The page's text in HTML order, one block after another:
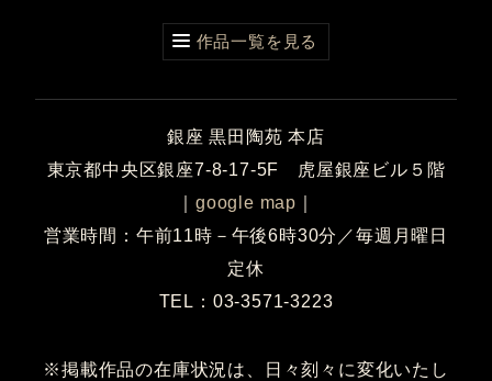
作品一覧を見る
銀座 黒田陶苑 本店
東京都中央区銀座7-8-17-5F 虎屋銀座ビル５階
google map
営業時間：午前11時－午後6時30分／毎週月曜日
定休
TEL：03-3571-3223
※掲載作品の在庫状況は、日々刻々に変化いたし